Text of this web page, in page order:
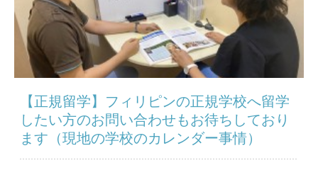
【正規留学】フィリピンの正規学校へ留学
したい方のお問い合わせもお待ちしており
ます（現地の学校のカレンダー事情）